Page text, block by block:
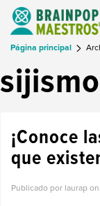
Página principal
sijismo
¡Conoce
que
Publicado por laurap on